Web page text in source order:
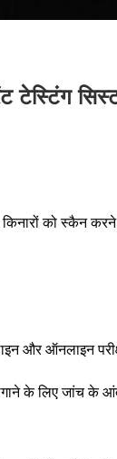
टेस्टिंग
किनारों को स्कैन
और ऑनलाइन
के लिए जांच के